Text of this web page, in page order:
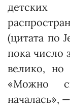
(цитата по
пока число
велико,
«Можно
началась»,